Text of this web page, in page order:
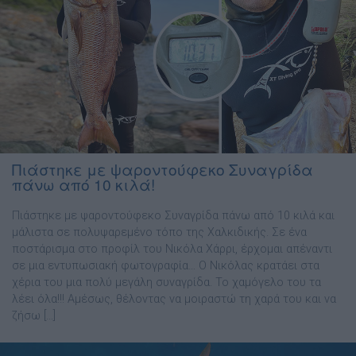
Πιάστηκε με ψαροντούφεκο Συναγρίδα
πάνω από 10 κιλά!
Πιάστηκε με ψαροντούφεκο Συναγρίδα πάνω από 10 κιλά και
μάλιστα σε πολυψαρεμένο τόπο της Χαλκιδικής. Σε ένα
ποστάρισμα στο προφίλ του Νικόλα Χάρρι, έρχομαι απέναντι
σε μια εντυπωσιακή φωτογραφία… Ο Νικόλας κρατάει στα
χέρια του μια πολύ μεγάλη συναγρίδα. Το χαμόγελο του τα
λέει όλα!!! Αμέσως, θέλοντας να μοιραστώ τη χαρά του και να
ζήσω […]